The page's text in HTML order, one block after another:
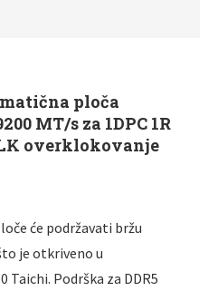
ploča
MT/s za 1DPC 1R
overklokovanje
će podržavati bržu
je otkriveno u
Taichi. Podrška za DDR5